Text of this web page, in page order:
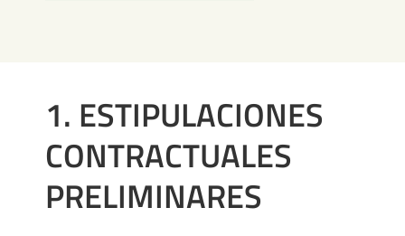
1. ESTIPULACIONES
CONTRACTUALES
PRELIMINARES